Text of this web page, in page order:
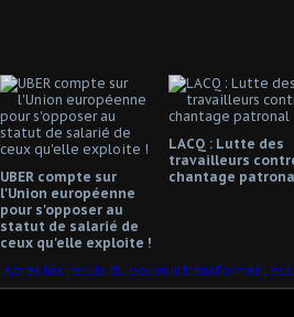
UBER compte sur
l'Union européenne
pour s'opposer au
statut de salarié de
ceux qu'elle exploite !
LACQ : Lutte des
travailleurs
chantage
Après les reculs du pouvoir transformer